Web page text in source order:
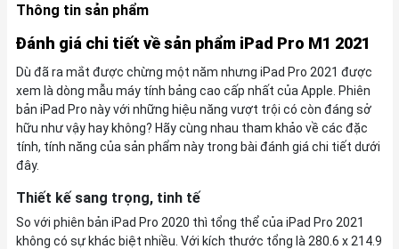
Thông tin sản phẩm
Đánh giá chi tiết về sản phẩm iPad Pro M1 2021
Dù đã ra mắt được chừng một năm nhưng iPad Pro 2021 được
xem là dòng mẫu máy tính bảng cao cấp nhất của Apple. Phiên
bản iPad Pro này với những hiệu năng vượt trội có còn đáng sở
hữu như vậy hay không? Hãy cùng nhau tham khảo về các đặc
tính, tính năng của sản phẩm này trong bài đánh giá chi tiết dưới
đây.
Thiết kế sang trọng, tinh tế
So với phiên bản iPad Pro 2020 thì tổng thể của iPad Pro 2021
không có sự khác biệt nhiều. Với kích thước tổng là 280.6 x 214.9